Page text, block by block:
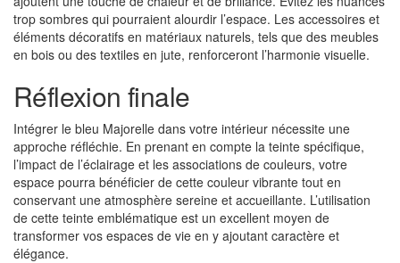
trop sombres qui pourraient alourdir l’espace. Les accessoires et
éléments décoratifs en matériaux naturels, tels que des meubles
en bois ou des textiles en jute, renforceront l’harmonie visuelle.
Réflexion finale
Intégrer le bleu Majorelle dans votre intérieur nécessite une
approche réfléchie. En prenant en compte la teinte spécifique,
l’impact de l’éclairage et les associations de couleurs, votre
espace pourra bénéficier de cette couleur vibrante tout en
conservant une atmosphère sereine et accueillante. L’utilisation
de cette teinte emblématique est un excellent moyen de
transformer vos espaces de vie en y ajoutant caractère et
élégance.